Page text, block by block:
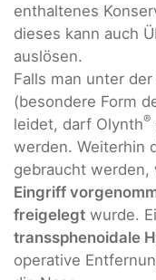
enthaltenes
dieses kann auch
auslösen.
Falls man unter
(besondere Form
leidet, darf Olynth®
werden. Weiterhin
gebraucht werden,
Eingriff
freigelegt wurde.
transsphenoidale
operative